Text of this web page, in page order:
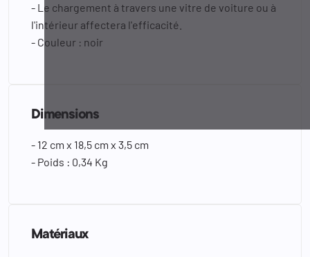
- Le chargement à travers une vitre de voiture ou à
l'intérieur affectera l'efficacité.
- Couleur : noir
Dimensions
- 12 cm x 18,5 cm x 3,5 cm
- Poids : 0,34 Kg
Matériaux